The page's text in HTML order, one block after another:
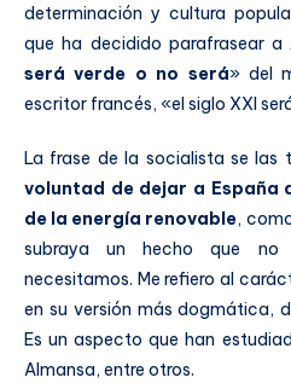
determinación y cultura
que ha decidido parafrasear a
será verde o no será» del
escritor francés, «el siglo XXI
La frase de la socialista se las
voluntad de dejar a España
de la energía renovable,
subraya un hecho que
necesitamos. Me refiero al
en su versión más dogmática,
Es un aspecto que han
Almansa, entre otros.